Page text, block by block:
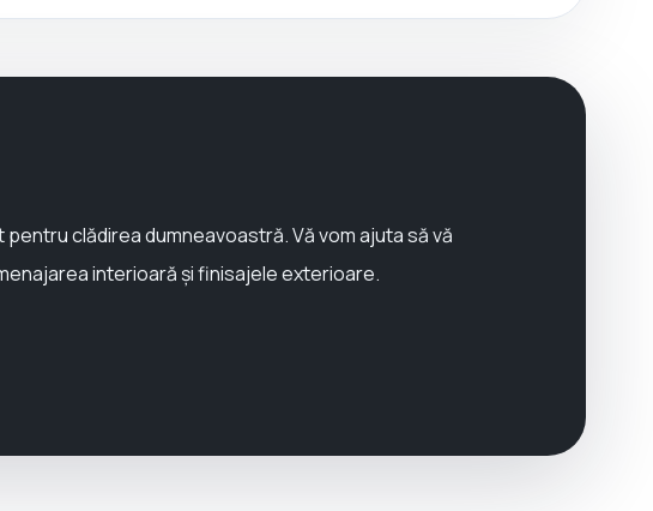
clădirea dumneavoastră. Vă vom ajuta să vă
interioară și finisajele exterioare.